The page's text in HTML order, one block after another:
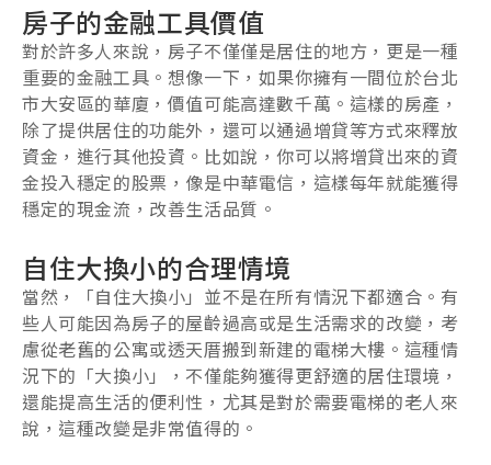
房子的金融工具價值
對於許多人來說，房子不僅僅是居住的地方，更是一種
重要的金融工具。想像一下，如果你擁有一間位於台北
市大安區的華廈，價值可能高達數千萬。這樣的房產，
除了提供居住的功能外，還可以通過增貸等方式來釋放
資金，進行其他投資。比如說，你可以將增貸出來的資
金投入穩定的股票，像是中華電信，這樣每年就能獲得
穩定的現金流，改善生活品質。
自住大換小的合理情境
當然，「自住大換小」並不是在所有情況下都適合。有
些人可能因為房子的屋齡過高或是生活需求的改變，考
慮從老舊的公寓或透天厝搬到新建的電梯大樓。這種情
況下的「大換小」，不僅能夠獲得更舒適的居住環境，
還能提高生活的便利性，尤其是對於需要電梯的老人來
說，這種改變是非常值得的。